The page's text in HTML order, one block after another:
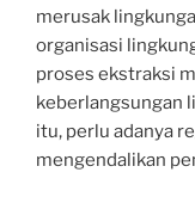
merusak
organisasi
proses ekstraksi
keberlangsungan
itu, perlu adanya
mengendalikan